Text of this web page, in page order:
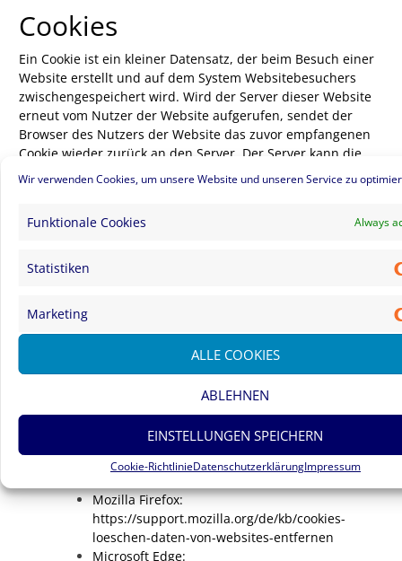
Wir verwenden Cookies, um unsere Website und unseren Service zu
Funktionale Cookies Always
Statistiken
Marketing
ALLE COOKIES
ABLEHNEN
EINSTELLUNGEN SPEICHERN
Cookie-RichtlinieDatenschutzerklärungImpressum
Cookies
Ein Cookie ist ein kleiner Datensatz, der beim Besuch einer
Website erstellt und auf dem System Websitebesuchers
zwischengespeichert wird. Wird der Server dieser Website
erneut vom Nutzer der Website aufgerufen, sendet der
Browser des Nutzers der Website das zuvor empfangenen
Cookie wieder zurück an den Server. Der Server kann die
durch dieses Verfahren erhaltenen Informationen
welche Cookies auf dieser Website zu welchem Zweck im
Löschen von Cookies
Sie können einzelne Cookies oder den gesamten Cookie-
Bestand löschen. Darüber hinaus erhalten Sie
Informationen und Anleitungen, wie diese Cookies gelöscht
nach Anbieter Ihres Browsers finden Sie die notwendigen
Informationen unter den nachfolgenden Links:
Mozilla Firefox:
https://support.mozilla.org/de/kb/cookies-
loeschen-daten-von-websites-entfernen
Microsoft Edge: